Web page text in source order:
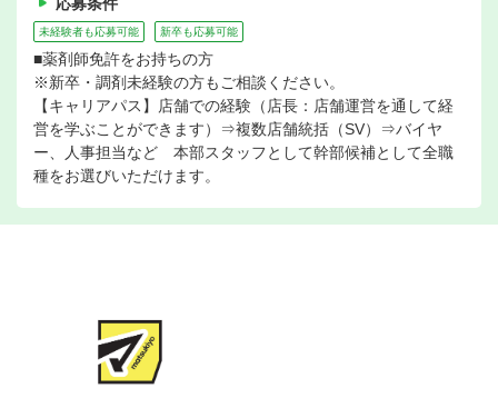
応募条件
未経験者も応募可能 新卒も応募可能
■薬剤師免許をお持ちの方
※新卒・調剤未経験の方もご相談ください。
【キャリアパス】店舗での経験（店長：店舗運営を通して経
営を学ぶことができます）⇒複数店舗統括（SV）⇒バイヤ
ー、人事担当など 本部スタッフとして幹部候補として全職
種をお選びいただけます。